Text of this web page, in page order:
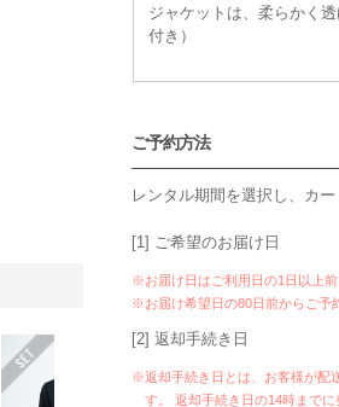
ジャケットは、柔らかく
付き）
ご予約方法
レンタル期間を選択し、カ
[1] ご希望のお届け日
※お届け日はご利用日の1日以上前
※お届け希望日の80日前からご予
[2] 返却手続き日
※返却手続き日とは、お客様が配
す。 返却手続き日の14時までに